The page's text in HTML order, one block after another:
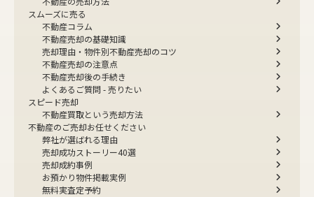
スムーズに売る
不動産コラム
不動産売却の基礎知識
売却理由・物件別不動産売却のコツ
不動産売却の注意点
不動産売却後の手続き
よくあるご質問 - 売りたい
スピード売却
不動産買取という売却方法
不動産のご売却お任せください
弊社が選ばれる理由
売却成功ストーリー40選
売却成約事例
お預かり物件掲載実例
無料実査定予約